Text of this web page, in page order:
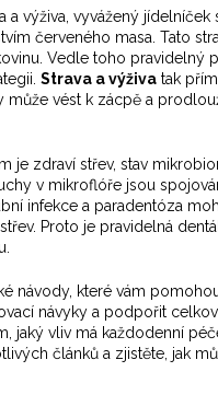
a výživa vyvážený jídelníček
červeného masa . Tato
Vedle toho pravidelný
Strava a výživatak
může vést k zácpě a
je zdraví střev, stav
v mikroflóře jsou
infekce a paradentóza
Proto je pravidelná
návody, které vám
návyky a podpořit
jaký vliv má každodenní
článků a zjistěte, jak